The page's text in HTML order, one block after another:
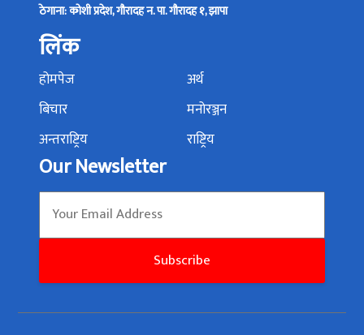
ठेगाना: कोशी प्रदेश, गौरादह न. पा. गौरादह १, झापा
लिंक
होमपेज
अर्थ
बिचार
मनोरञ्जन
अन्तराष्ट्रिय
राष्ट्रिय
Our Newsletter
Subscribe